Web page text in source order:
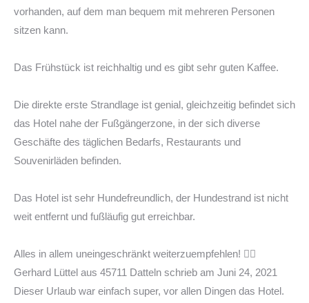
vorhanden, auf dem man bequem mit mehreren Personen
sitzen kann.
Das Frühstück ist reichhaltig und es gibt sehr guten Kaffee.
Die direkte erste Strandlage ist genial, gleichzeitig befindet sich
das Hotel nahe der Fußgängerzone, in der sich diverse
Geschäfte des täglichen Bedarfs, Restaurants und
Souvenirläden befinden.
Das Hotel ist sehr Hundefreundlich, der Hundestrand ist nicht
weit entfernt und fußläufig gut erreichbar.
Alles in allem uneingeschränkt weiterzuempfehlen! 👍🏻
Gerhard Lüttel aus 45711 Datteln schrieb am Juni 24, 2021
Dieser Urlaub war einfach super, vor allen Dingen das Hotel.